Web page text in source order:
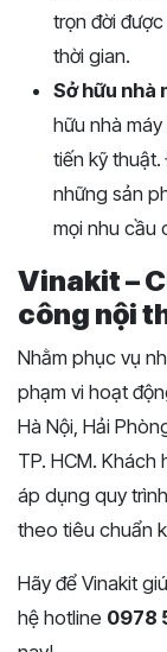
trọn đời
thời gian.
Sở hữu nhà
hữu nhà
tiến kỹ
những sản
mọi nhu cầu
Vinakit –
công nội
Nhằm phục vụ
phạm vi hoạt
Hà Nội, Hải
TP. HCM.
áp dụng quy
theo tiêu chuẩn
Hãy để Vinakit
hệ hotline 0978